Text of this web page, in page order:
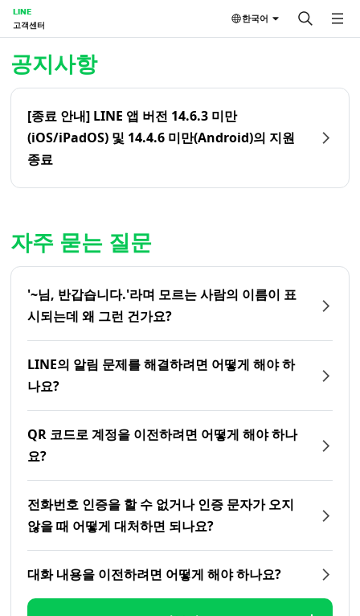
LINE
고객센터
한국어
공지사항
[종료 안내] LINE 앱 버전 14.6.3 미만
(iOS/iPadOS) 및 14.4.6 미만(Android)의 지원
종료
자주 묻는 질문
'~님, 반갑습니다.'라며 모르는 사람의 이름이 표
시되는데 왜 그런 건가요?
LINE의 알림 문제를 해결하려면 어떻게 해야 하
나요?
QR 코드로 계정을 이전하려면 어떻게 해야 하나
요?
전화번호 인증을 할 수 없거나 인증 문자가 오지
않을 때 어떻게 대처하면 되나요?
대화 내용을 이전하려면 어떻게 해야 하나요?